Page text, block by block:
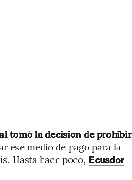
tomó la decisión de prohibir
ese medio de pago para la
Hasta hace poco, Ecuador